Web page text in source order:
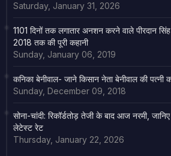
Saturday, January 31, 2026
1101 दिनों तक लगातार अनशन करने वाले पीरदान
2018 तक की पूरी कहानी
Sunday, January 06, 2019
कनिका बेनीवाल- जाने किसान नेता बेनीवाल की पत्नी
Sunday, December 09, 2018
सोना-चांदी: रिकॉर्डतोड़ तेजी के बाद आज नरमी,
लेटेस्ट रेट
Thursday, January 22, 2026